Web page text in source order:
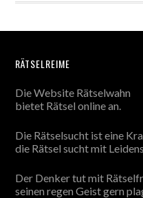
RÄTSELREIME
Die Website Rätselwahn
bietet Rätsel online an.
Die Rätselsucht ist eine
die Rätsel sucht mit
Der Denker tut mit
seinen regen Geist gern